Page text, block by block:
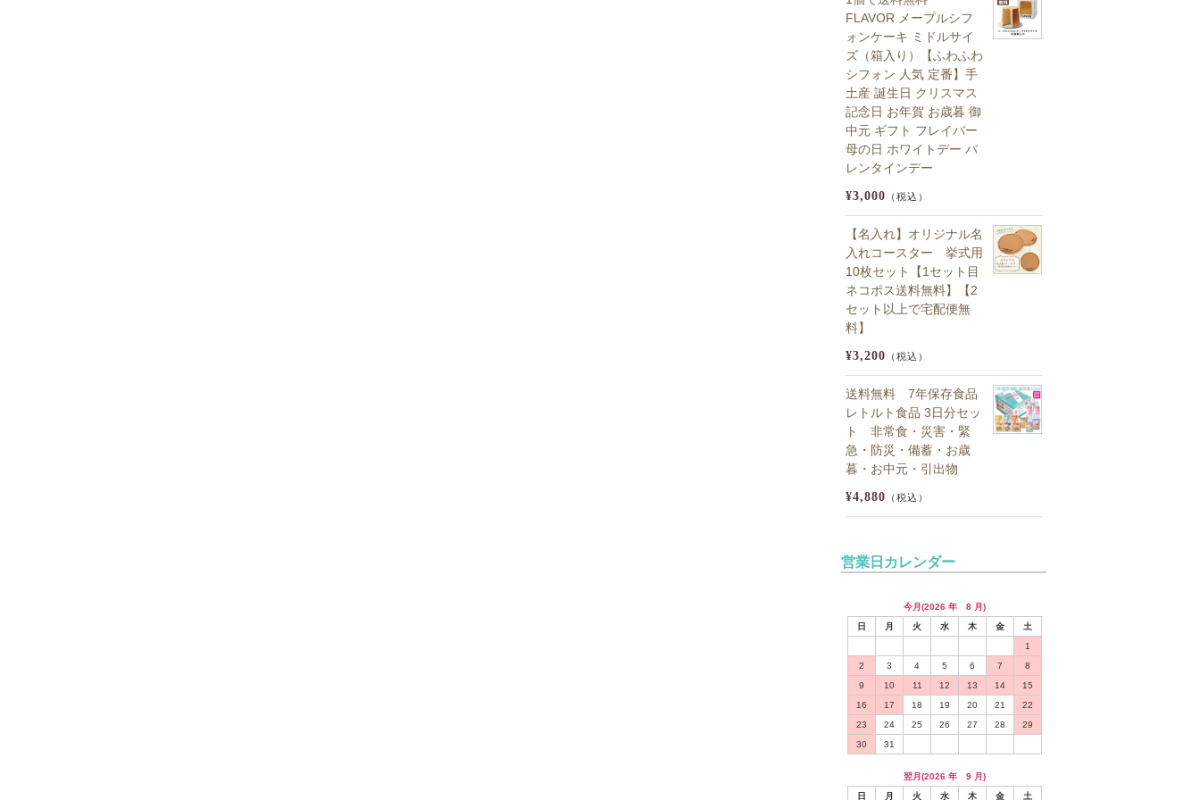
FLAVOR メープルシフ
ォンケーキ ミドルサイ
ズ（箱入り）【ふわふわ
シフォン 人気 定番】手
土産 誕生日 クリスマス
記念日 お年賀 お歳暮 御
中元 ギフト フレイバー
母の日 ホワイトデー バ
レンタインデー
¥3,000 （税込）
【名入れ】オリジナル名
入れコースター 挙式用
10枚セット【1セット目
ネコポス送料無料】【2
セット以上で宅配便無
料】
¥3,200 （税込）
送料無料 7年保存食品
レトルト食品 3日分セッ
ト 非常食・災害・緊
急・防災・備蓄・お歳
暮・お中元・引出物
¥4,880 （税込）
営業日カレンダー
今月(2026 年 8 月)
日
月 火 水 木 金
土
1
2
3 4 5 6 7
8
9
10 11 12 13 14
15
16
17 18 19 20 21
22
23
24 25 26 27 28
29
30
31
翌月(2026 年 9 月)
日
月 火 水 木 金 土